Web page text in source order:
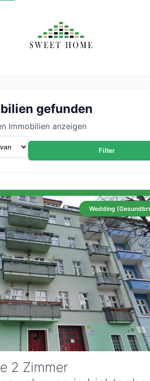
gefunden
Immobilien anzeigen
Filter
Wedding
2 Zimmer